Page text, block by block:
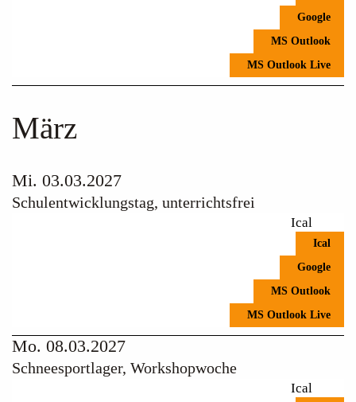
Google
MS Outlook
MS Outlook Live
März
Mi. 03.03.2027
Schulentwicklungstag, unterrichtsfrei
Ical
Ical
Google
MS Outlook
MS Outlook Live
Mo. 08.03.2027
Schneesportlager, Workshopwoche
Ical